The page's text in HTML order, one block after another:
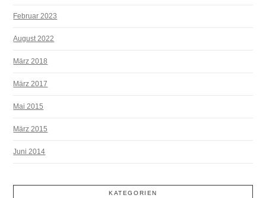
Februar 2023
August 2022
März 2018
März 2017
Mai 2015
März 2015
Juni 2014
KATEGORIEN